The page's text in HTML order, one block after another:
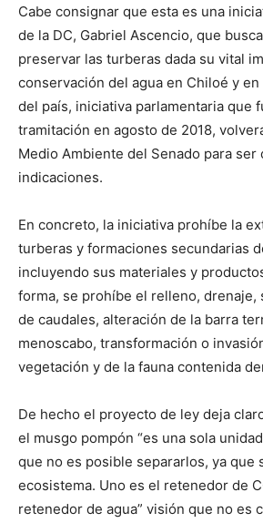
Cabe consignar que esta es una
de la DC, Gabriel Ascencio, que
preservar las turberas dada su vital
conservación del agua en Chiloé y
del país, iniciativa parlamentaria que
tramitación en agosto de 2018,
Medio Ambiente del Senado para ser
indicaciones.
En concreto, la iniciativa prohíbe la
turberas y formaciones secundarias
incluyendo sus materiales y
forma, se prohíbe el relleno, drenaje,
de caudales, alteración de la barra
menoscabo, transformación o
vegetación y de la fauna contenida
De hecho el proyecto de ley deja
el musgo pompón “es una sola
que no es posible separarlos, ya que
ecosistema. Uno es el retenedor de
retenedor de agua” visión que no es